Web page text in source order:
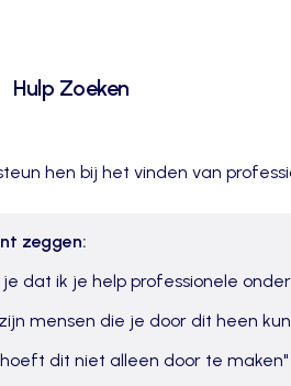
Hulp Zoeken
hen bij het vinden van
zeggen:
je dat ik je help professionele
mensen die je door dit heen
dit niet alleen door te maken"